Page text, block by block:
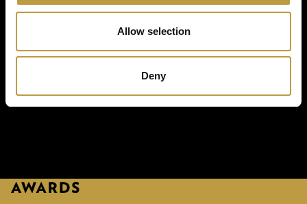
Allow selection
Deny
Retour aux projets